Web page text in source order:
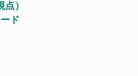
）
ド